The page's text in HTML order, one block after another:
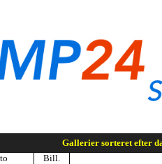
Gallerier sorteret efter
Bill.